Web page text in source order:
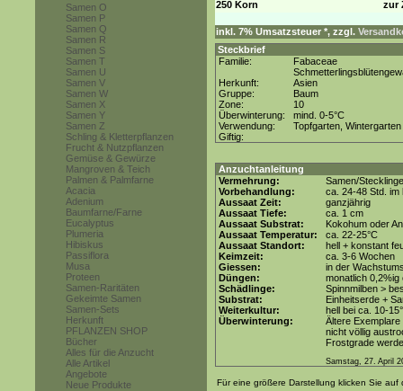
Samen O
Samen P
Samen Q
Samen R
Samen S
Samen T
Samen U
Samen V
Samen W
Samen X
Samen Y
Samen Z
Schling & Kletterpflanzen
Frucht & Nutzpflanzen
Gemüse & Gewürze
Mangroven & Teich
Palmen & Palmfarne
Acacia
Adenium
Baumfarne/Farne
Eucalyptus
Plumeria
Hibiskus
Passiflora
Musa
Proteen
Samen-Raritäten
Gekeimte Samen
Samen-Sets
Herkunft
PFLANZEN SHOP
Bücher
Alles für die Anzucht
Alle Artikel
Angebote
Neue Produkte
250 Korn
zur
inkl. 7% Umsatzsteuer *, zzgl.
Steckbrief
Familie:
Fabaceae
Herkunft:
Asien
Gruppe:
Baum
Zone:
10
Überwinterung:
mind. 0-5°C
Verwendung:
Topfgarten, Wintergarten
Giftig:
Anzuchtanleitung
Vermehrung:
Samen/Stecklinge
Vorbehandlung:
ca. 24-48 Std. im
Aussaat Zeit:
ganzjährig
Aussaat Tiefe:
ca. 1 cm
Aussaat Substrat:
Kokohum oder
Aussaat Temperatur:
ca. 22-25°C
Aussaat Standort:
hell + konstant
Keimzeit:
ca. 3-6 Wochen
Giessen:
in der
Düngen:
monatlich
Schädlinge:
Spinnmilben >
Substrat:
Einheitserde +
Weiterkultur:
hell bei ca. 10-
Überwinterung:
Ältere
nicht völlig
Frostgrade
Samstag, 27. April
Für eine größere Darstellung klicken Sie auf